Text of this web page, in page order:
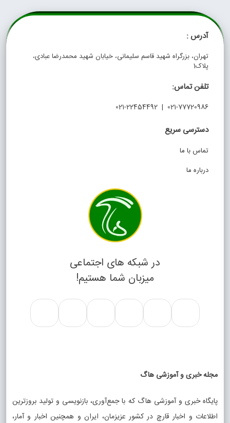
آدرس :
تهران، بزرگراه شهید قاسم سلیمانی، خیابان شهید محمدرضا عبادی،
پلاک1
تلفن تماس:
021-77720986 | 021-22454492
دسترسی سریع
تماس با ما
درباره ما
در شبکه های اجتماعی
میزبان شما هستیم!
مجله خبری و آموزشی هاگ
پایگاه خبری و آموزشی هاگ که با جمع‌آوری، بازنویسی و تولید بروزترین
اطلاعات و اخبار قارچ در کشور عزیزمان، ایران و همچنین اخبار و آمار،